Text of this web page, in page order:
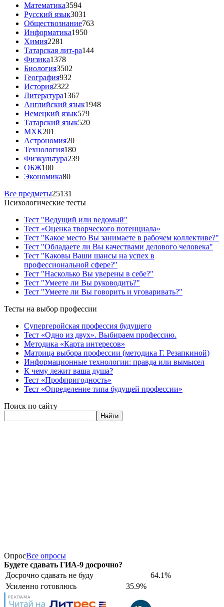
Математика3594
Русский язык3031
Обществознание763
Информатика1950
Химия2281
Татарская лит-ра144
Физика1378
Биология3502
География932
История2322
Литература1367
Английский язык1948
Немецкий язык579
Татарский язык520
МХК201
Астрономия20
Технология180
Физкультура239
ОБЖ100
Экономика80
Все предметы25131
Психологические тесты
Тест "Ведущий или ведомый"
Тест «Оценка творческого потенциала»
Тест "Какое место Вы занимаете в рабочем коллективе?"
Тест "Обладаете ли Вы качествами делового человека"
Тест "Каковы Ваши шансы на успех в
профессиональной сфере?"
Тест "Насколько Вы уверены в себе?"
Тест "Умеете ли Вы руководить?"
Тест "Умеете ли Вы говорить и уговаривать?"
Тесты на выбор профессии
Супергеройская профессия будущего
Тест «Одно из двух». Выбираем профессию.
Методика «Карта интересов»
Матрица выбора профессии (методика Г. Резапкиной)
Информационные технологии: правда или вымысел
К чему лежит ваша душа?
Тест «Профпригодность»
Тест «Определение типа будущей профессии»
Поиск по сайту
Найти
ОпросВсе опросы
Будете сдавать ГИА-9 досрочно?
Досрочно сдавать не буду
64.1%
Усиленно готовлюсь
35.9%
РЕКЛАМА